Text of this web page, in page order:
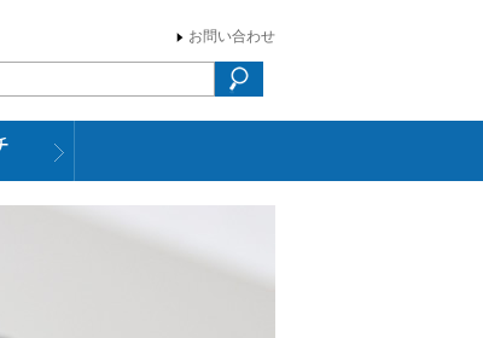
お問い合わせ